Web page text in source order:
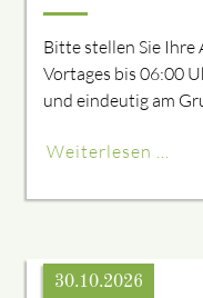
Bitte stellen Sie Ihre
Vortages bis 06:00
und eindeutig am
Weiterlesen …
30.10.2026